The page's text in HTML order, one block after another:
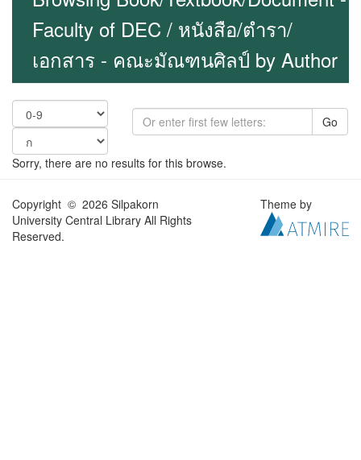
Faculty of DEC / หนังสือ/ตำรา/
เอกสาร - คณะมัณฑนศิลป์ by Author
Go
Sorry, there are no results for this browse.
Copyright © 2026 Silpakorn
University Central Library All Rights
Reserved.
Theme by